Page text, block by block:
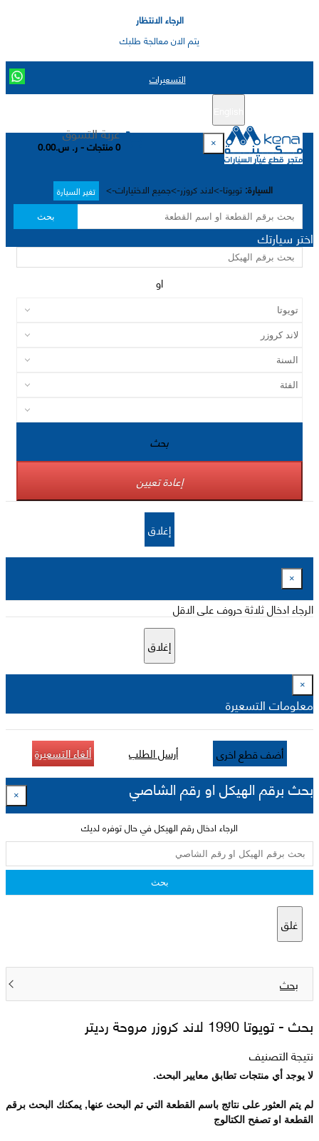
الرجاء الانتظار
يتم الان معالجة طلبك
التسعيرات
عربة التسوق
0 منتجات - ر. س.0.00
السيارة: تويوتا->لاند كروزر->جميع الاختيارات-> تغير السيارة
بحث
×
اختر سيارتك
او
بحث
إعادة تعيين
إغلاق
×
الرجاء ادخال ثلاثة حروف على الاقل
إغلاق
×
معلومات التسعيرة
أضف قطع اخرى أرسل الطلب ألغاء التسعيرة
بحث برقم الهيكل او رقم الشاصي ×
الرجاء ادخال رقم الهيكل في حال توفره لديك
بحث
غلق
بحث
بحث -تويوتا 1990 لاند كروزر مروحة رديتر
نتيجة التصنيف
لا يوجد أي منتجات تطابق معايير البحث.
لم يتم العثور على نتائج باسم القطعة التي تم البحث عنها, يمكنك البحث برقم
القطعة او تصفح الكتالوج